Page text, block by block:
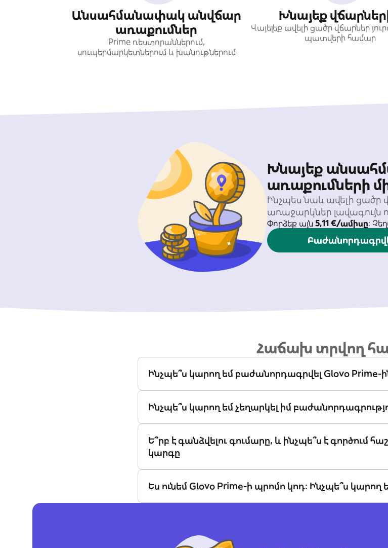
Անսահմանափակ անվճար
առաքումներ
Prime ռեստորաններում,
սուպերմարկետներում և խանութներում
Խնայեք
Վայելեք ավելի ցածր վճարներ
պատվերի համար
Խնայեք
առաքումների
Ինչպես նաև ավելի ցածր
առաջարկներ լավագույն
Փորձեք այն 5,11 €/ամիսը։
Հաճախ տրվող
Ինչպե՞ս կարող եմ բաժանորդագրվել Glovo Prime-
Ինչպե՞ս կարող եմ չեղարկել իմ
Ե՞րբ է գանձվելու գումարը, և ինչպե՞ս է գործում
կարգը
Ես ունեմ Glovo Prime-ի պրոմո կոդ։ Ինչպե՞ս կարող